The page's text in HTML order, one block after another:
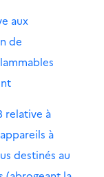
aux
de
relative à
à
destinés au